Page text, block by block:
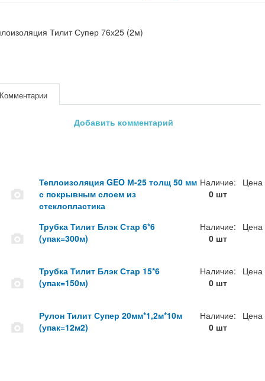
Тилит Супер 76х25 (2м)
Добавить комментарий
Теплоизоляция GEO М-25 толщ 50 мм
с покрывным слоем из
стеклопластика
Наличие:
0 шт
Цена
Трубка Тилит Блэк Стар 6*6
(упак=300м)
Наличие:
0 шт
Цена
Трубка Тилит Блэк Стар 15*6
(упак=150м)
Наличие:
0 шт
Цена
Рулон Тилит Супер 20мм*1,2м*10м
(упак=12м2)
Наличие:
0 шт
Цена